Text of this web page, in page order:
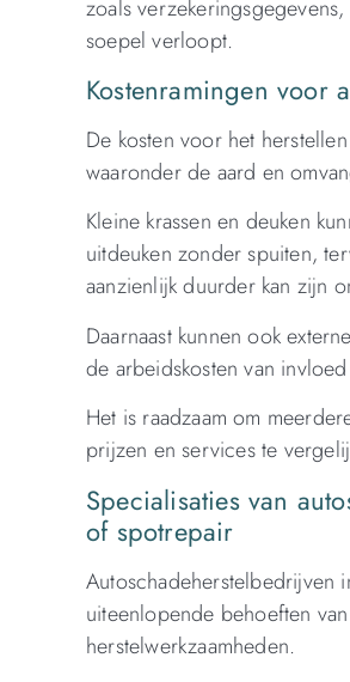
zoals
soepel verloopt.
Kostenramingen voor
De kosten voor het
waaronder de aard en
Kleine krassen en deuken
uitdeuken zonder spuiten,
aanzienlijk duurder kan zijn
Daarnaast kunnen ook
de arbeidskosten van
Het is raadzaam om
prijzen en services te
Specialisaties van
of spotrepair
Autoschadeherstelbedrijven
uiteenlopende behoeften
herstelwerkzaamheden.